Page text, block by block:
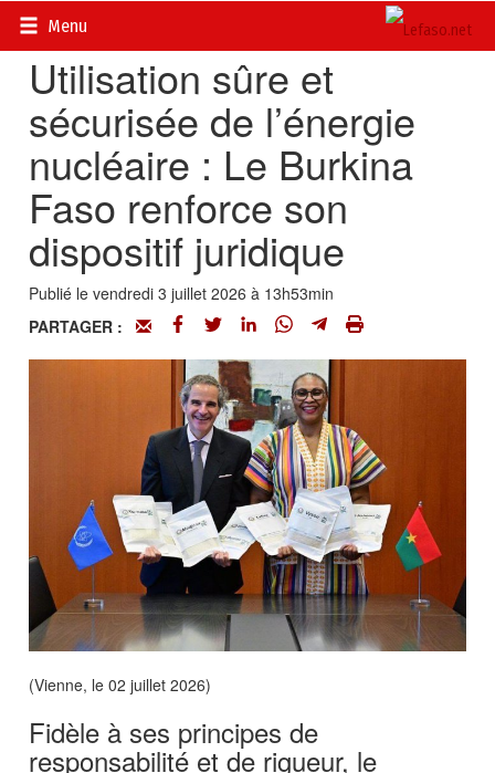
Menu
Accueil>
Utilisation sûre et
sécurisée de l’énergie
nucléaire : Le Burkina
Faso renforce son
dispositif juridique
Publié le vendredi 3 juillet 2026 à 13h53min
PARTAGER :
(Vienne, le 02 juillet 2026)
Fidèle à ses principes de
responsabilité et de rigueur, le